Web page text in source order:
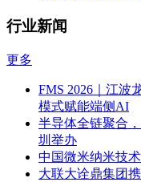
行业新闻
更多
FMS 2026｜江波
模式赋能端侧AI
半导体全链聚合
圳举办
中国微米纳米技
大联大诠鼎集团